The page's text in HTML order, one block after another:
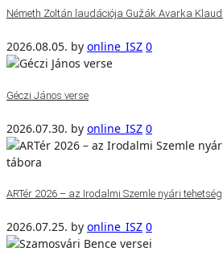
Németh Zoltán laudációja Gužák Avarka
2026.08.05. by online_ISZ 0
Géczi János verse
2026.07.30. by online_ISZ 0
ARTér 2026 – az Irodalmi Szemle nyári
2026.07.25. by online_ISZ 0